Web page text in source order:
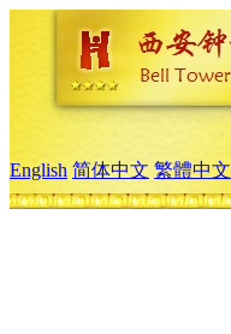
English 简体中文 繁體中文